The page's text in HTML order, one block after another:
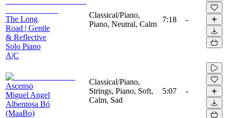
The Long
Road | Gentle
& Reflective
Solo Piano
A|C
Classical/Piano,
Piano, Neutral, Calm
7:18 -
Ascenso
Miguel Angel
Albentosa Bó
(MaaBo)
Classical/Piano,
Strings, Piano, Soft,
Calm, Sad
5:07 -